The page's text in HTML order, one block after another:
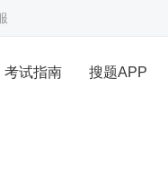
考试指南 搜题APP